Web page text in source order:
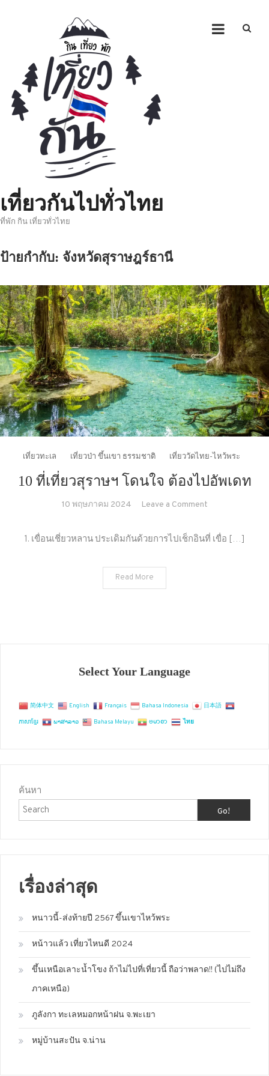
เที่ยวกันไปทั่วไทย
ที่พัก กิน เที่ยวทั่วไทย
ป้ายกำกับ: จังหวัดสุราษฎร์ธานี
เที่ยวทะเล เที่ยวป่า ขึ้นเขา ธรรมชาติ เที่ยววัดไทย-ไหว้พระ
10 ที่เที่ยวสุราษฯ โดนใจ ต้องไปอัพเดท
10 พฤษภาคม 2024 Leave a Commenton
ที่
1. เขื่อนเชี่ยวหลาน ประเดิมกันด้วยการไปเช็กอินที่ เขื่อ […]
Read More
Select Your Language
简体中文 English Français Bahasa Indonesia 日本語
ភាសាខ្មែរ ພາສາລາວ Bahasa Melayu ဗမာစာ ไทย
ค้นหา
Go!
เรื่องล่าสุด
หนาวนี้-ส่งท้ายปี 2567 ขึ้นเขาไหว้พระ
หน้าวแล้ว เที่ยวไหนดี 2024
ขึ้นเหนือเลาะน้ำโขง ถ้าไม่ไปที่เที่ยวนี้ ถือว่าพลาด!! (ไปไม่ถึง
ภาคเหนือ)
ภูลังกา ทะเลหมอกหน้าฝน จ.พะเยา
หมู่บ้านสะปัน จ.น่าน